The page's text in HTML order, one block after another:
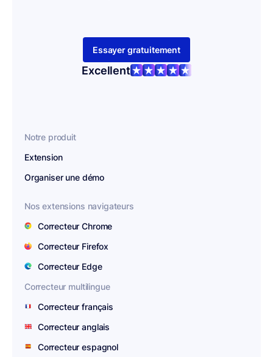
Essayer gratuitement
Excellent
Notre produit
Extension
Organiser une démo
Nos extensions navigateurs
Correcteur Chrome
Correcteur Firefox
Correcteur Edge
Correcteur multilingue
Correcteur français
Correcteur anglais
Correcteur espagnol